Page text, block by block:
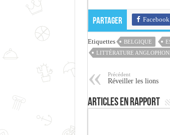
Partager Facebook
Etiquettes BELGIQUE
LITTÉRATURE
Précédent
Réveiller les lions
Articles en rapport